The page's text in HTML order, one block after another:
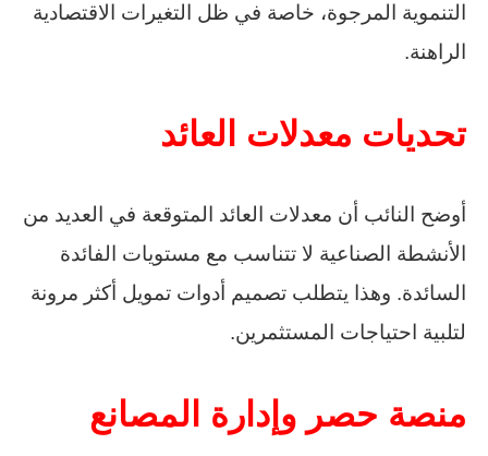
التنموية المرجوة، خاصة في ظل التغيرات الاقتصادية
الراهنة.
تحديات معدلات العائد
أوضح النائب أن معدلات العائد المتوقعة في العديد من
الأنشطة الصناعية لا تتناسب مع مستويات الفائدة
السائدة. وهذا يتطلب تصميم أدوات تمويل أكثر مرونة
لتلبية احتياجات المستثمرين.
منصة حصر وإدارة المصانع